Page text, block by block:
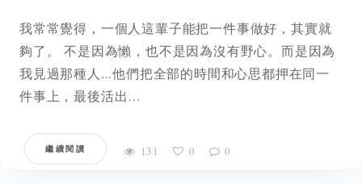
我常常覺得，一個人這輩子能把一件事做好，其實就
夠了。 不是因為懶，也不是因為沒有野心。而是因為
我見過那種人...他們把全部的時間和心思都押在同一
件事上，最後活出…
繼續閱讀 131 0 0